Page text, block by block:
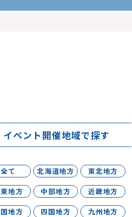
イベント開催地域で探す
全て 北海道地方
東北地方
地方
中部地方
近畿地方
地方
四国地方
九州地方